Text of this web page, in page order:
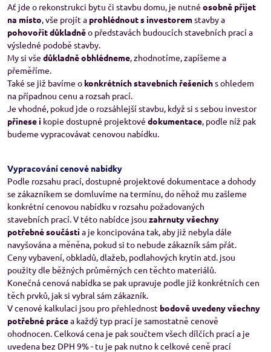
Ať jde o rekonstrukci bytu či stavbu domu, je nutné osobně přijet
na místo, vše projít a prohlédnout s investoremstavby a
pohovořit důkladněo představách budoucích stavebních prací a
výsledné podobě stavby.
My si vše důkladně obhlédneme, zhodnotíme, zapíšeme a
přeměříme.
Také se již bavíme o konkrétních stavebních řešeníchs ohledem
na případnou cenu a rozsah prací.
Je vhodné, pokud jde o rozsáhlejší stavbu, když si s sebou investor
přinese i kopie dostupné projektové dokumentace, podle níž pak
budeme vypracovávat cenovou nabídku.
Vypracování cenové nabídky
Podle rozsahu prací, dostupné projektové dokumentace a dohody
se zákazníkem se domluvíme na termínu, do něhož mu zašleme
konkrétní cenovou nabídku v rozsahu požadovaných
stavebních prací. V této nabídce jsou zahrnuty všechny
potřebné součástia je koncipována tak, aby již nebyla dále
navyšována a měněna, pokud si to nebude zákazník sám přát.
Ceny vybavení, obkladů, dlažeb, podlahových krytin atd. jsou
použity dle běžných průměrných cen těchto materiálů.
Konečná cenová nabídka se pak upravuje podle již konkrétních cen
těch prvků, jak si vybral sám zákazník.
V cenové kalkulaci jsou pro přehlednost bodově uvedeny všechny
potřebné prácea každý typ prací je samostatně cenově
ohodnocen. Celková cena je pak součtem všech dílčích prací a je
uvedena bez DPH 9% - tu je pak nutno k celkové ceně prací